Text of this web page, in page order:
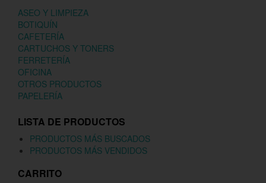
ASEO Y LIMPIEZA
BOTIQUÍN
CAFETERÍA
CARTUCHOS Y TONERS
FERRETERÍA
OFICINA
OTROS PRODUCTOS
PAPELERÍA
LISTA DE PRODUCTOS
PRODUCTOS MÁS BUSCADOS
PRODUCTOS MÁS VENDIDOS
CARRITO